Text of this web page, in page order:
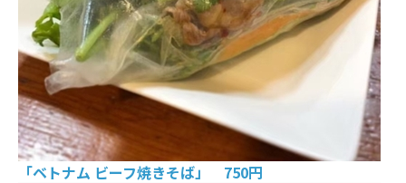
「ベトナム ビーフ焼きそば」 750円